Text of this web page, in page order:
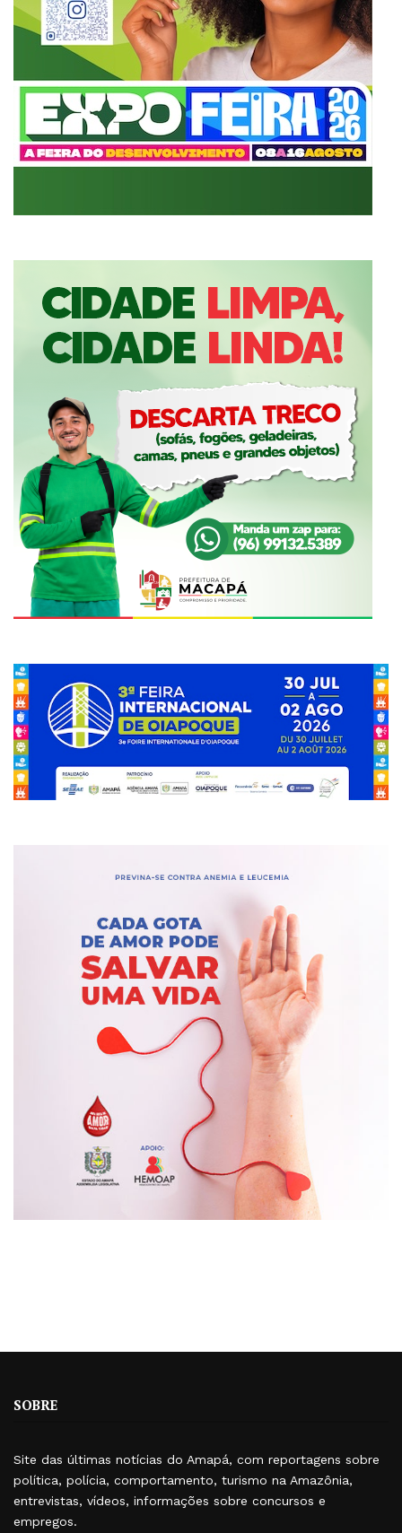
SOBRE
Site das últimas notícias do Amapá, com reportagens sobre
política, polícia, comportamento, turismo na Amazônia,
entrevistas, vídeos, informações sobre concursos e
empregos.